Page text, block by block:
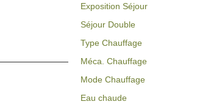
Exposition Séjour
Séjour Double
Type Chauffage
Méca. Chauffage
Mode Chauffage
Eau chaude